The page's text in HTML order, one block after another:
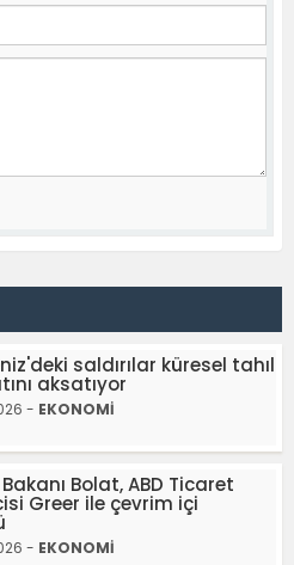
saldırılar küresel tahıl
aksatıyor
- EKONOMİ
Bolat, ABD Ticaret
Greer ile çevrim içi
- EKONOMİ